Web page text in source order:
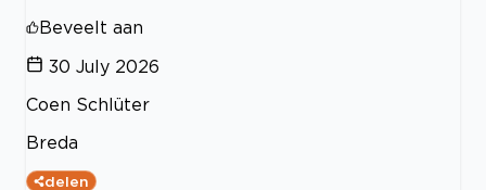
Beveelt aan
30 July 2026
Coen Schlüter
Breda
delen